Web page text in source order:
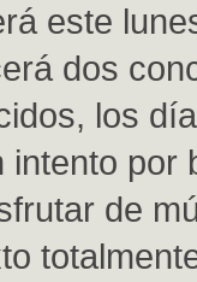
este
dos
los
intento por
de